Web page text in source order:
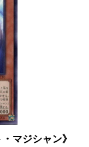
マジシャン》